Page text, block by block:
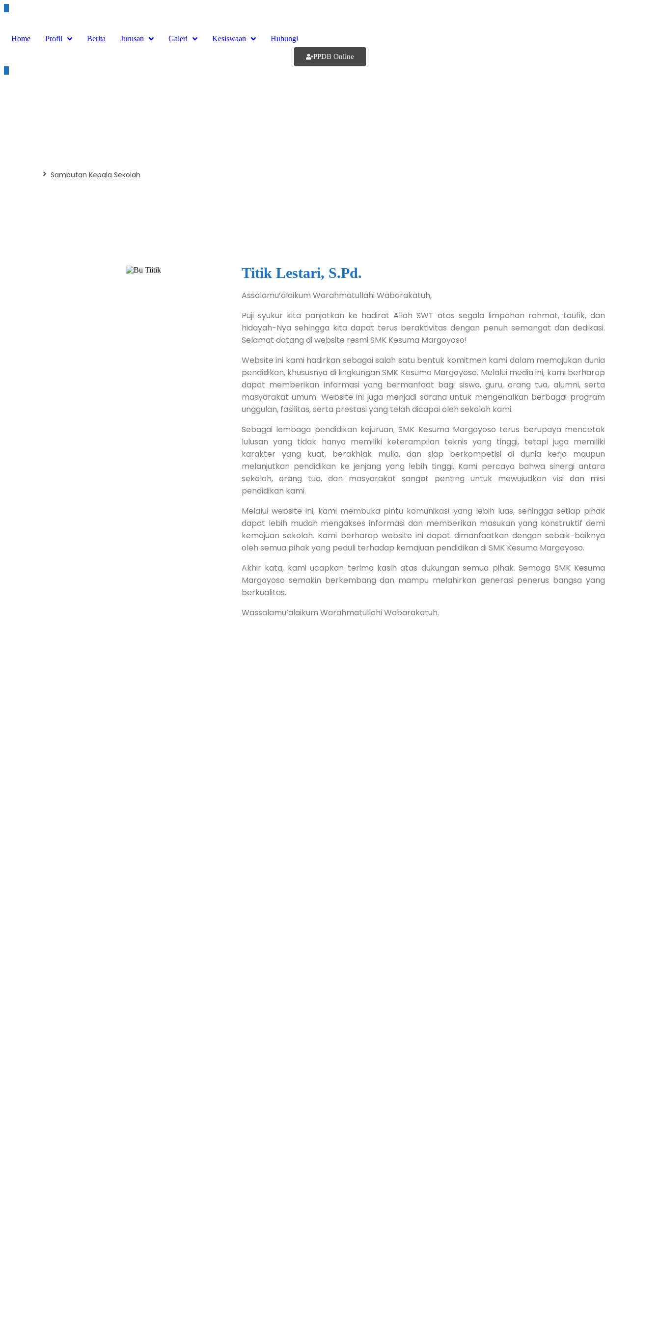
Home Profil Berita Jurusan Galeri Kesiswaan Hubungi
PPDB Online
Sambutan Kepala Sekolah
Titik Lestari, S.Pd.
Assalamu’alaikum Warahmatullahi Wabarakatuh,
Puji syukur kita panjatkan ke hadirat Allah SWT atas segala limpahan rahmat, taufik, dan
hidayah-Nya sehingga kita dapat terus beraktivitas dengan penuh semangat dan dedikasi.
Selamat datang di website resmi SMK Kesuma Margoyoso!
Website ini kami hadirkan sebagai salah satu bentuk komitmen kami dalam memajukan dunia
pendidikan, khususnya di lingkungan SMK Kesuma Margoyoso. Melalui media ini, kami berharap
dapat memberikan informasi yang bermanfaat bagi siswa, guru, orang tua, alumni, serta
masyarakat umum. Website ini juga menjadi sarana untuk mengenalkan berbagai program
unggulan, fasilitas, serta prestasi yang telah dicapai oleh sekolah kami.
Sebagai lembaga pendidikan kejuruan, SMK Kesuma Margoyoso terus berupaya mencetak
lulusan yang tidak hanya memiliki keterampilan teknis yang tinggi, tetapi juga memiliki
karakter yang kuat, berakhlak mulia, dan siap berkompetisi di dunia kerja maupun
melanjutkan pendidikan ke jenjang yang lebih tinggi. Kami percaya bahwa sinergi antara
sekolah, orang tua, dan masyarakat sangat penting untuk mewujudkan visi dan misi
pendidikan kami.
Melalui website ini, kami membuka pintu komunikasi yang lebih luas, sehingga setiap pihak
dapat lebih mudah mengakses informasi dan memberikan masukan yang konstruktif demi
kemajuan sekolah. Kami berharap website ini dapat dimanfaatkan dengan sebaik-baiknya
oleh semua pihak yang peduli terhadap kemajuan pendidikan di SMK Kesuma Margoyoso.
Akhir kata, kami ucapkan terima kasih atas dukungan semua pihak. Semoga SMK Kesuma
Margoyoso semakin berkembang dan mampu melahirkan generasi penerus bangsa yang
berkualitas.
Wassalamu’alaikum Warahmatullahi Wabarakatuh.